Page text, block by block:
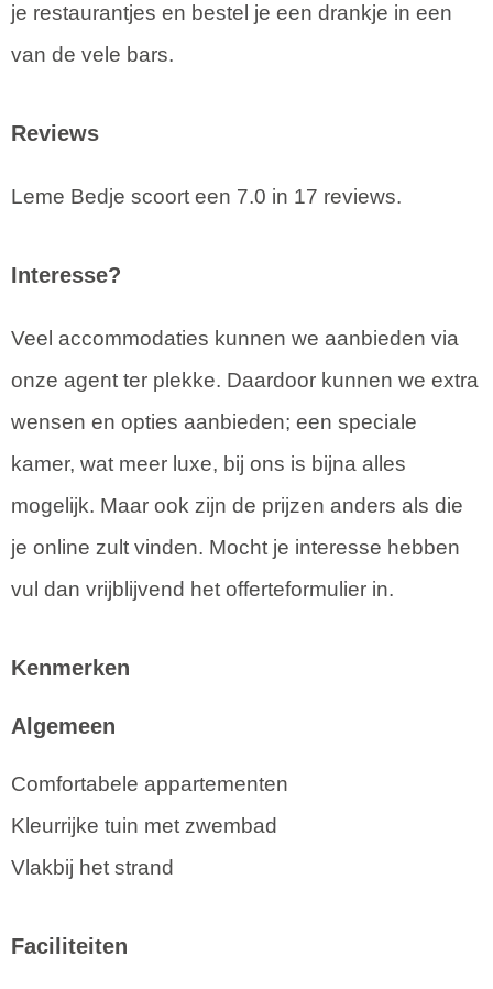
je restaurantjes en bestel je een drankje in een
van de vele bars.
Reviews
Leme Bedje scoort een 7.0 in 17 reviews.
Interesse?
Veel accommodaties kunnen we aanbieden via
onze agent ter plekke. Daardoor kunnen we extra
wensen en opties aanbieden; een speciale
kamer, wat meer luxe, bij ons is bijna alles
mogelijk. Maar ook zijn de prijzen anders als die
je online zult vinden. Mocht je interesse hebben
vul dan vrijblijvend het offerteformulier in.
Kenmerken
Algemeen
Comfortabele appartementen
Kleurrijke tuin met zwembad
Vlakbij het strand
Faciliteiten